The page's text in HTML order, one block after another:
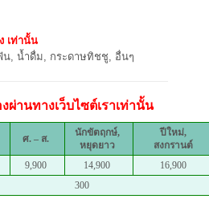
เท่านั้น
น, น้ำดื่ม, กระดาษทิชชู, อื่นๆ
านทางเว็บไซต์เราเท่านั้น
ศ. – ส.
นักขัตฤกษ์,
หยุดยาว
ปีใหม่,
สงกรานต์
9,900 14,900
16,900
300